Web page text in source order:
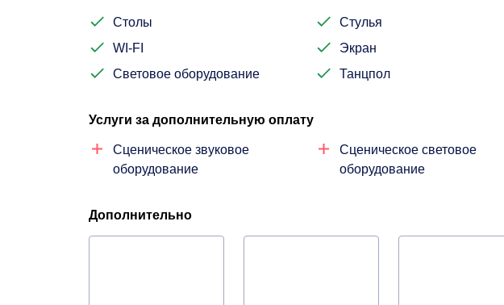
Столы Стулья
WI-FI
Экран
Световое оборудование
Танцпол
Услуги за дополнительную оплату
Сценическое звуковое
оборудование
Сценическое световое
оборудование
Дополнительно